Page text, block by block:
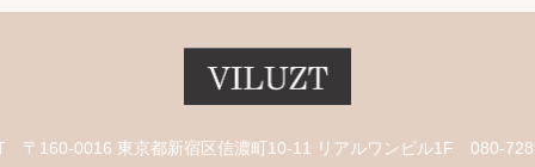
〒160-0016 東京都新宿区信濃町10-11 リアルワンビル1F 080-